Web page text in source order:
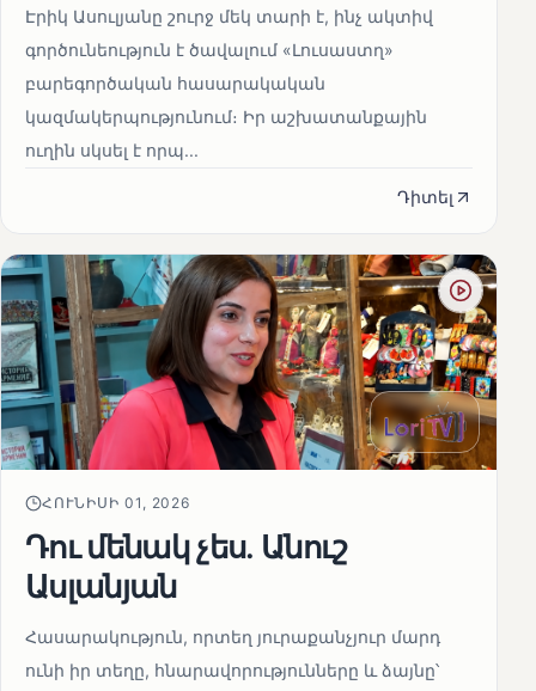
Էրիկ Ասուլյանը շուրջ մեկ տարի է, ինչ ակտիվ
գործունեություն է ծավալում «Լուսաստղ»
բարեգործական հասարակական
կազմակերպությունում։ Իր աշխատանքային
ուղին սկսել է որպ...
Դիտել
ՀՈՒՆԻՍԻ 01, 2026
Դու մենակ չես. Անուշ
Ասլանյան
Հասարակություն, որտեղ յուրաքանչյուր մարդ
ունի իր տեղը, հնարավորությունները և ձայնը՝